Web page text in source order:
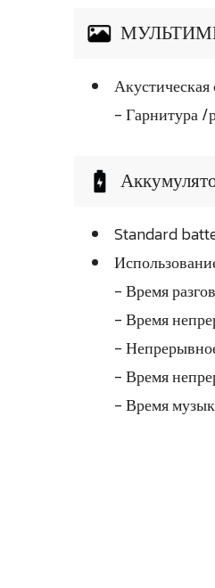
Акустическая
- Гарнитура /
Standard
- Время
- Время
-
- Время
- Время